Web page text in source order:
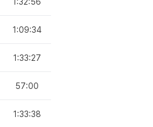
1:09:34
1:33:27
57:00
1:33:38